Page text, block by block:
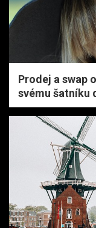
Prodej a swap
svému šatníku